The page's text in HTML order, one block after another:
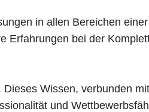
in allen Bereichen einer
Erfahrungen bei der
Wissen, verbunden
und